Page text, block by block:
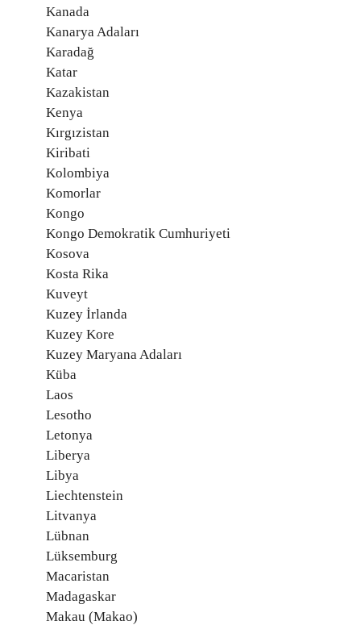
Kanada
Kanarya Adaları
Karadağ
Katar
Kazakistan
Kenya
Kırgızistan
Kiribati
Kolombiya
Komorlar
Kongo
Kongo Demokratik Cumhuriyeti
Kosova
Kosta Rika
Kuveyt
Kuzey İrlanda
Kuzey Kore
Kuzey Maryana Adaları
Küba
Laos
Lesotho
Letonya
Liberya
Libya
Liechtenstein
Litvanya
Lübnan
Lüksemburg
Macaristan
Madagaskar
Makau (Makao)